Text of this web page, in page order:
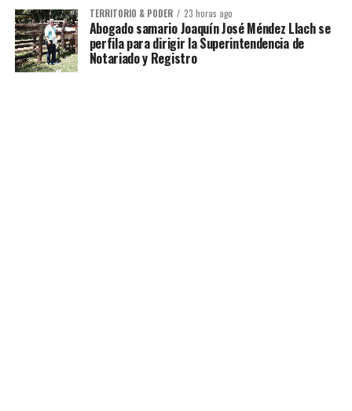
TERRITORIO & PODER 23 horas ago
Abogado samario Joaquín José Méndez Llach se
perfila para dirigir la Superintendencia de
Notariado y Registro